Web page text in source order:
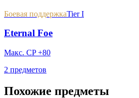
Боевая поддержкаTier I
Eternal Foe
Макс. CP +80
2 предметов
Похожие предметы